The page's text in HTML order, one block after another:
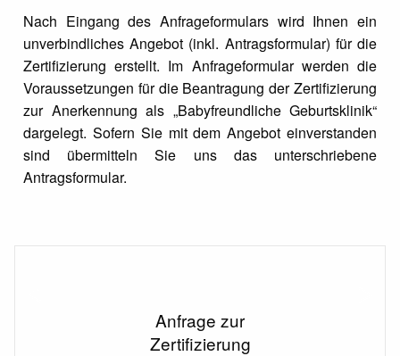
Nach Eingang des Anfrageformulars wird Ihnen ein
unverbindliches Angebot (inkl. Antragsformular) für die
Zertifizierung erstellt. Im Anfrageformular werden die
Voraussetzungen für die Beantragung der Zertifizierung
zur Anerkennung als „Babyfreundliche Geburtsklinik“
dargelegt. Sofern Sie mit dem Angebot einverstanden
sind übermitteln Sie uns das unterschriebene
Antragsformular.
Anfrage zur
Zertifizierung